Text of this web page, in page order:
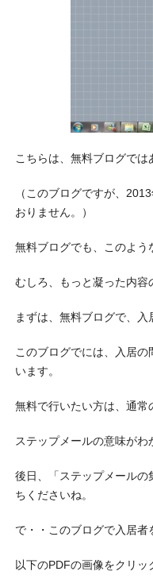
こちらは、無料ブログで
（このブログですが、
おりません。）
無料ブログでも、このよ
むしろ、もっと凝った内
まずは、無料ブログで、
このブログでには、入居
います。
無料で行いたい方は、通常
ステップメールの意味が
後日、「ステップメール
ちくださいね。
で・・このブログで入居
以下のPDFの画像をクリッ